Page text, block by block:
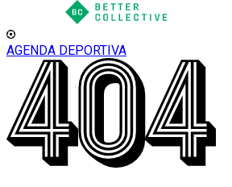
AGENDA DEPORTIVA